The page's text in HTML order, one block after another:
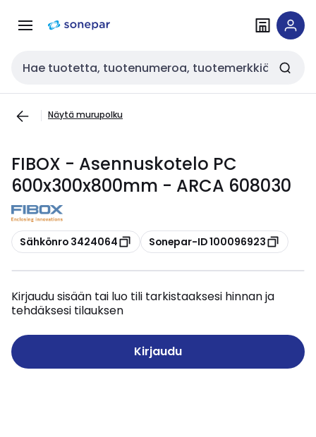
navigointiinsisältöön
Haku
Näytä murupolku
FIBOX - Asennuskotelo PC
600x300x800mm - ARCA 608030
Kopioi
Sähkönro 3424064 Kopioi
Sonepar-ID 100096923
Kirjaudu sisään tai luo tili tarkistaaksesi hinnan ja
tehdäksesi tilauksen
Kirjaudu